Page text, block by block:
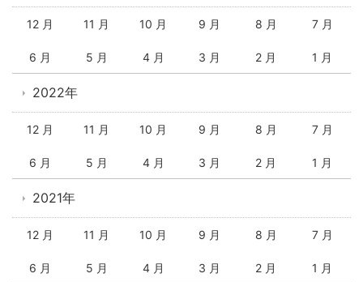
12 月 11 月 10 月 9 月 8 月 7 月
6 月 5 月 4 月 3 月 2 月 1 月
2022年
12 月 11 月 10 月 9 月 8 月 7 月
6 月 5 月 4 月 3 月 2 月 1 月
2021年
12 月 11 月 10 月 9 月 8 月 7 月
6 月 5 月 4 月 3 月 2 月 1 月